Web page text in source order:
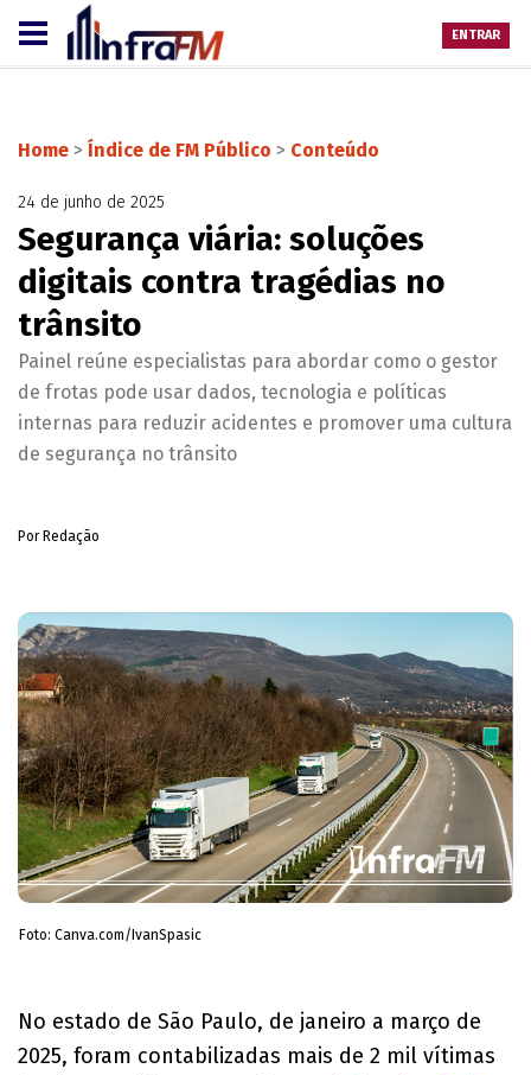
ENTRAR
Home > Índice de FM Público > Conteúdo
24 de junho de 2025
Segurança viária: soluções
digitais contra tragédias no
trânsito
Painel reúne especialistas para abordar como o gestor
de frotas pode usar dados, tecnologia e políticas
internas para reduzir acidentes e promover uma cultura
de segurança no trânsito
Por Redação
Foto: Canva.com/IvanSpasic
No estado de São Paulo, de janeiro a março de
2025, foram contabilizadas mais de 2 mil vítimas